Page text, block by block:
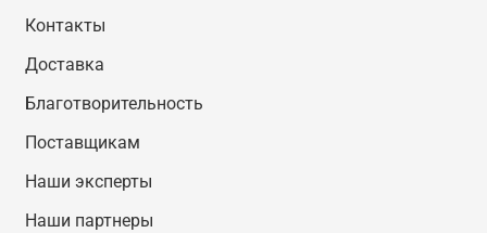
Контакты
Доставка
Благотворительность
Поставщикам
Наши эксперты
Наши партнеры